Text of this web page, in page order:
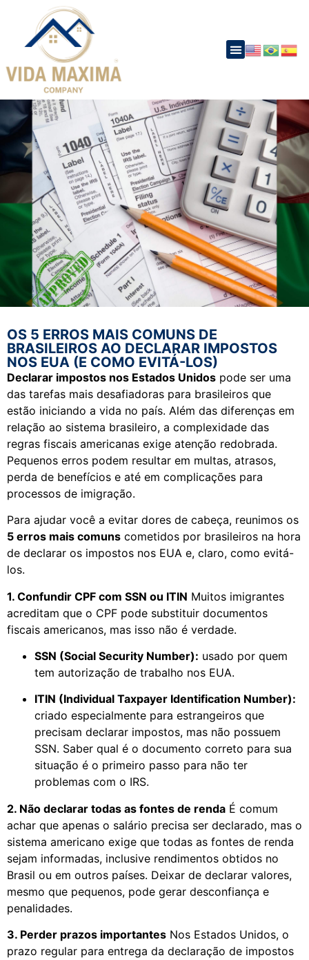
OS 5 ERROS MAIS COMUNS DE
BRASILEIROS AO DECLARAR IMPOSTOS
NOS EUA (E COMO EVITÁ-LOS)
Declarar impostos nos Estados Unidos pode ser uma
das tarefas mais desafiadoras para brasileiros que
estão iniciando a vida no país. Além das diferenças em
relação ao sistema brasileiro, a complexidade das
regras fiscais americanas exige atenção redobrada.
Pequenos erros podem resultar em multas, atrasos,
perda de benefícios e até em complicações para
processos de imigração.
Para ajudar você a evitar dores de cabeça, reunimos os
5 erros mais comuns cometidos por brasileiros na hora
de declarar os impostos nos EUA e, claro, como evitá-
los.
1. Confundir CPF com SSN ou ITIN Muitos imigrantes
acreditam que o CPF pode substituir documentos
fiscais americanos, mas isso não é verdade.
SSN (Social Security Number): usado por quem
tem autorização de trabalho nos EUA.
ITIN (Individual Taxpayer Identification Number):
criado especialmente para estrangeiros que
precisam declarar impostos, mas não possuem
SSN. Saber qual é o documento correto para sua
situação é o primeiro passo para não ter
problemas com o IRS.
2. Não declarar todas as fontes de renda É comum
achar que apenas o salário precisa ser declarado, mas o
sistema americano exige que todas as fontes de renda
sejam informadas, inclusive rendimentos obtidos no
Brasil ou em outros países. Deixar de declarar valores,
mesmo que pequenos, pode gerar desconfiança e
penalidades.
3. Perder prazos importantes Nos Estados Unidos, o
prazo regular para entrega da declaração de impostos